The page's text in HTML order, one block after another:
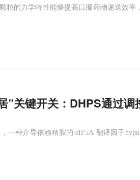
粒的力学特性能够提高口服药物递送效率
”关键开关：DHPS通过调
，一种介导依赖精胺的 eIF5A 翻译因子